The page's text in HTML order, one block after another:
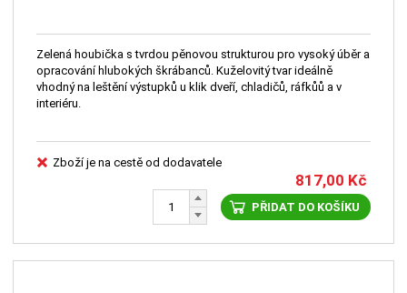
Zelená houbička s tvrdou pěnovou strukturou pro vysoký úběr a
opracování hlubokých škrábanců. Kuželovitý tvar ideálně
vhodný na leštění výstupků u klik dveří, chladičů, ráfkůů a v
interiéru.
Zboží je na cestě od dodavatele
817,00 Kč
PŘIDAT DO KOŠÍKU